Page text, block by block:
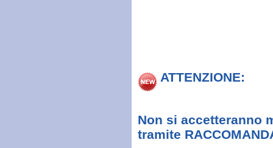
ATTENZIONE:
Non si accetteranno
tramite